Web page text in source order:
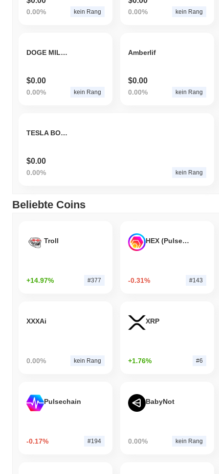
0.00% kein Rang 0.00% kein Rang
DOGE MILLIONAIRE
$0.00
0.00% kein Rang
Amberlif
$0.00
0.00% kein Rang
TESLA BOT AI
$0.00
0.00% kein Rang
Beliebte Coins
Troll
+14.97% #377
HEX (Pulsechain)
-0.31% #143
XXXAi
0.00% kein Rang
XRP
+1.76% #6
Pulsechain
-0.17% #194
BabyNot
0.00% kein Rang